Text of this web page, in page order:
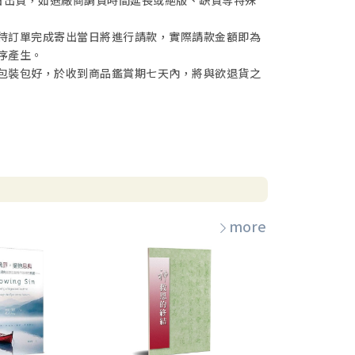
單完成寄出當日將進行請款，實際請款金額即為
產生。
包好，於收到商品鑑賞期七天內，將與欲退貨之
more